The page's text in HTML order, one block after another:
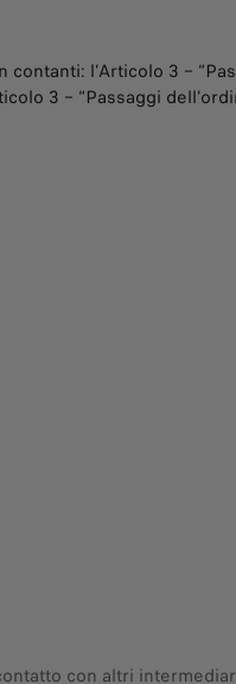
l’Articolo 3 –
3 – “Passaggi
con altri